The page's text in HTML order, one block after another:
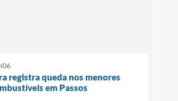
registra queda nos menores
em Passos